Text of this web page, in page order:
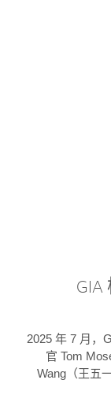
2025 年 7 月，
官 Tom
Wang（王五